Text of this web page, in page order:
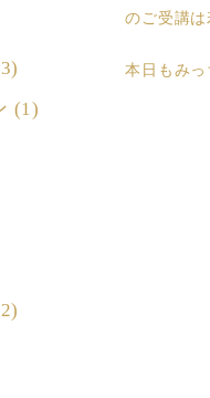
のご受講
本日もみ
(1)